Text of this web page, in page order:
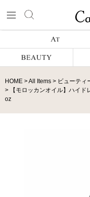
HOME All Items ビューティ
【モロッカンオイル】ハイ
oz